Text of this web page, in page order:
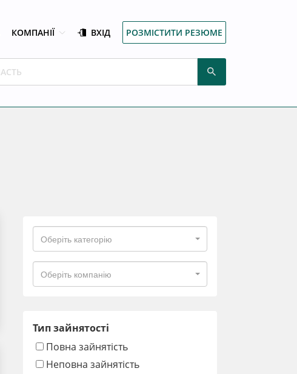
КОМПАНІЇ ВХІД РОЗМІСТИТИ РЕЗЮМЕ
Оберіть категорію
Оберіть компанію
Тип зайнятості
Повна зайнятість
Неповна зайнятість